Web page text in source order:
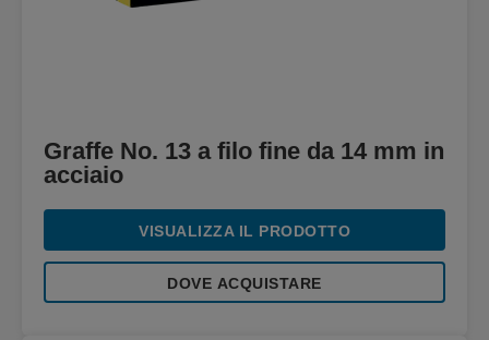
Graffe No. 13 a filo fine da 14 mm in
acciaio
VISUALIZZA IL PRODOTTO
DOVE ACQUISTARE